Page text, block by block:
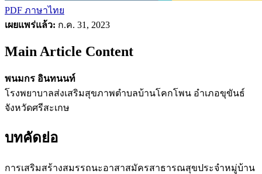
PDF ภาษาไทย
เผยแพร่แล้ว: ก.ค. 31, 2023
Main Article Content
พนมกร อินทนนท์
โรงพยาบาลส่งเสริมสุขภาพตำบลบ้านโคกโพน อำเภอขุขันธ์
จังหวัดศรีสะเกษ
บทคัดย่อ
การเสริมสร้างสมรรถนะอาสาสมัครสาธารณสุขประจำหมู่บ้าน